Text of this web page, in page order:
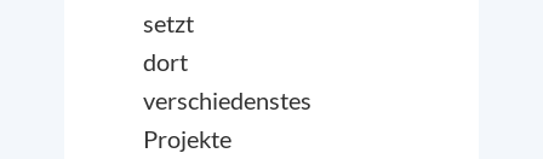
setzt
dort
verschiedenstes
Projekte